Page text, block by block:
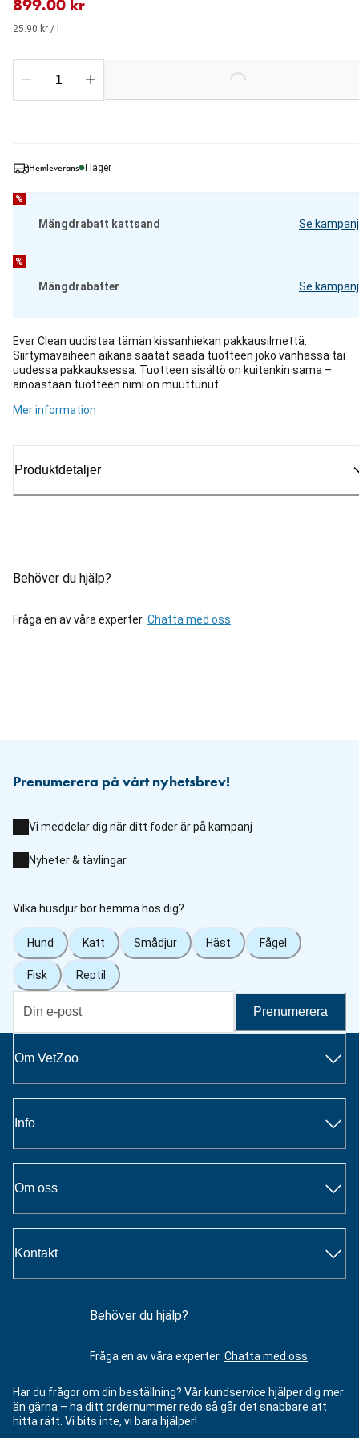
Hemleverans I lager
%
Mängdrabatt kattsand Se kampanj
%
Mängdrabatter Se kampanj
Ever Clean uudistaa tämän kissanhiekan pakkausilmettä.
Siirtymävaiheen aikana saatat saada tuotteen joko vanhassa tai
uudessa pakkauksessa. Tuotteen sisältö on kuitenkin sama –
ainoastaan tuotteen nimi on muuttunut.
Mer information
Produktdetaljer
Behöver du hjälp?
Fråga en av våra experter. Chatta med oss
899.00 kr
25.90 kr / l
Loading...
Prenumerera på vårt nyhetsbrev!
Vi meddelar dig när ditt foder är på kampanj
Nyheter & tävlingar
Vilka husdjur bor hemma hos dig?
Hund Katt Smådjur Häst Fågel
Fisk Reptil
Prenumerera
Om VetZoo
Info
Om oss
Kontakt
Behöver du hjälp?
Fråga en av våra experter. Chatta med oss
Har du frågor om din beställning? Vår kundservice hjälper dig mer
än gärna – ha ditt ordernummer redo så går det snabbare att
hitta rätt. Vi bits inte, vi bara hjälper!